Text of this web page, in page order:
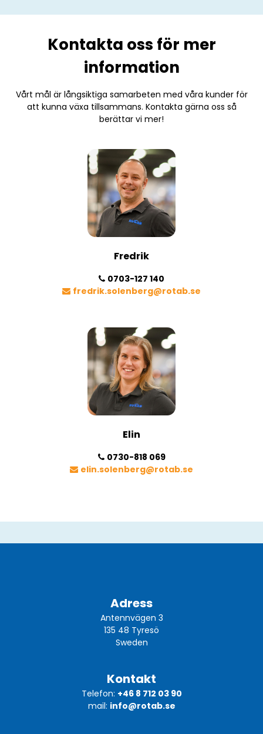
Kontakta oss för mer
information
Vårt mål är långsiktiga samarbeten med våra kunder för
att kunna växa tillsammans. Kontakta gärna oss så
berättar vi mer!
Fredrik
0703-127 140
fredrik.solenberg@rotab.se
Elin
0730-818 069
elin.solenberg@rotab.se
Adress
Antennvägen 3
135 48 Tyresö
Sweden
Kontakt
Telefon: +46 8 712 03 90
mail: info@rotab.se